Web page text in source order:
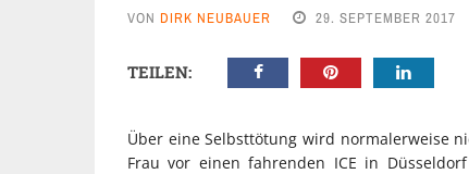
VON DIRK NEUBAUER 29. SEPTEMBER 2017
TEILEN:
Über eine Selbsttötung wird normalerweise
Frau vor einen fahrenden ICE in